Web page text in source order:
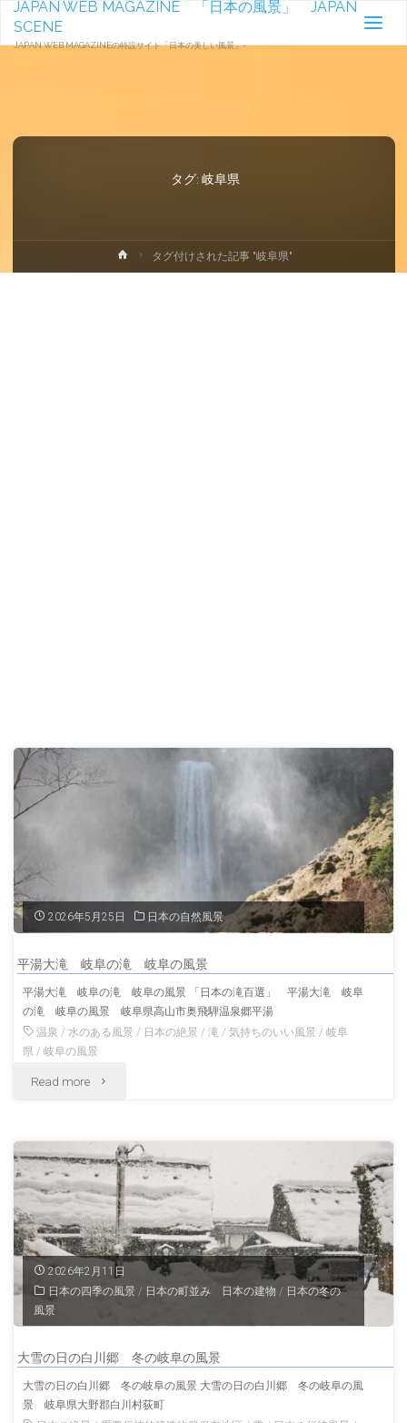
JAPAN WEB MAGAZINE 「日本の風景」 JAPAN
SCENE
JAPAN WEB MAGAZINEの特設サイト「日本の美しい風景」-
タグ: 岐阜県
ホ
ー
タグ付けされた記事 "岐阜県"
2026年5月25日 日本の自然風景
平湯大滝 岐阜の滝 岐阜の風景
平湯大滝 岐阜の滝 岐阜の風景 「日本の滝百選」 平湯大滝 岐阜
の滝 岐阜の風景 岐阜県高山市奥飛騨温泉郷平湯
温泉 / 水のある風景 / 日本の絶景 /滝 /気持ちのいい風景 /岐阜
県 /岐阜の風景
Read more "平
大
滝
岐
阜
の
岐
阜
2026年2月11日
日本の四季の風景 / 日本の町並み 日本の建物 / 日本の冬の
風景
大雪の日の白川郷 冬の岐阜の風景
大雪の日の白川郷 冬の岐阜の風景 大雪の日の白川郷 冬の岐阜の風
景 岐阜県大野郡白川村荻町